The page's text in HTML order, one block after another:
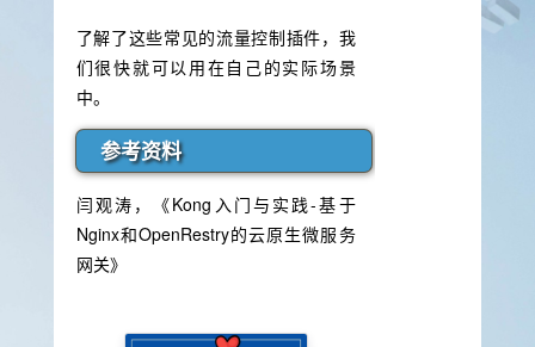
了解了这些常见的流量控制插件，我
们很快就可以用在自己的实际场景
中。
参考资料
闫观涛，《Kong入门与实践-基于
Nginx和OpenRestry的云原生微服务
网关》